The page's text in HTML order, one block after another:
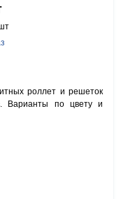
роллет и решеток
Варианты по цвету и